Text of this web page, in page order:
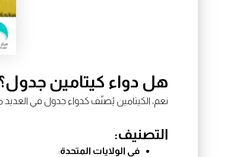
هل دواء كيتامين
نعم، الكيتامين يُصنّف كدواء جدول في العديد
التصنيف:
في الولايات المتحدة: